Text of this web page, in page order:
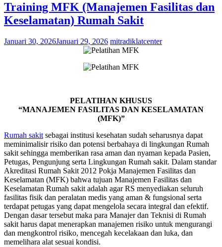
Training MFK (Manajemen Fasilitas dan
Keselamatan) Rumah Sakit
Januari 30, 2026Januari 29, 2026 mitradiklatcenter
PELATIHAN KHUSUS
“MANAJEMEN FASILITAS DAN KESELAMATAN
(MFK)”
Rumah sakit sebagai institusi kesehatan sudah seharusnya dapat
meminimalisir risiko dan potensi berbahaya di lingkungan Rumah
sakit sehingga memberikan rasa aman dan nyaman kepada Pasien,
Petugas, Pengunjung serta Lingkungan Rumah sakit. Dalam standar
Akreditasi Rumah Sakit 2012 Pokja Manajemen Fasilitas dan
Keselamatan (MFK) bahwa tujuan Manajemen Fasilitas dan
Keselamatan Rumah sakit adalah agar RS menyediakan seluruh
fasilitas fisik dan peralatan medis yang aman & fungsional serta
terdapat petugas yang dapat mengelola secara integral dan efektif.
Dengan dasar tersebut maka para Manajer dan Teknisi di Rumah
sakit harus dapat menerapkan manajemen risiko untuk mengurangi
dan mengkontrol risiko, mencegah kecelakaan dan luka, dan
memelihara alat sesuai kondisi.